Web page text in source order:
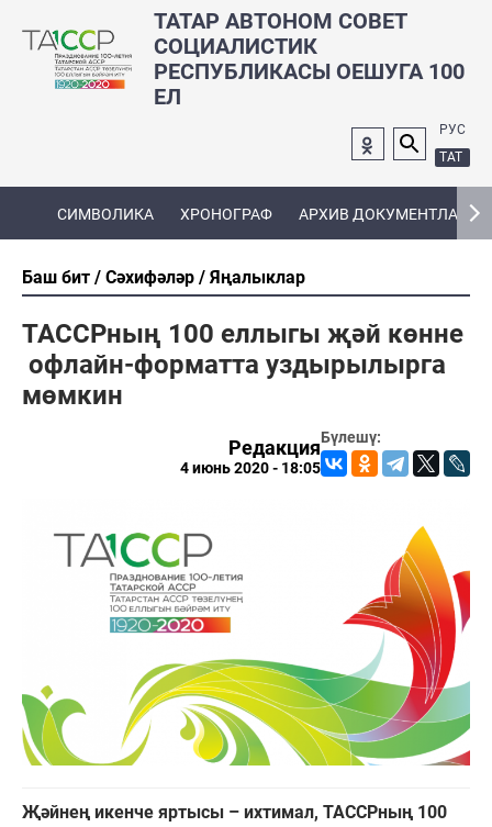
ТАТАР АВТОНОМ СОВЕТ
СОЦИАЛИСТИК
РЕСПУБЛИКАСЫ ОЕШУГА 100
ЕЛ
РУС
ТАТ
СИМВОЛИКА ХРОНОГРАФ АРХИВ ДОКУМЕНТЛАРЫ
Баш бит Сәхифәләр Яңалыклар
ТАССРның 100 еллыгы җәй көнне
офлайн-форматта уздырылырга
мөмкин
Бүлешү:
Редакция
4 июнь 2020 - 18:05
Җәйнең икенче яртысы – ихтимал, ТАССРның 100